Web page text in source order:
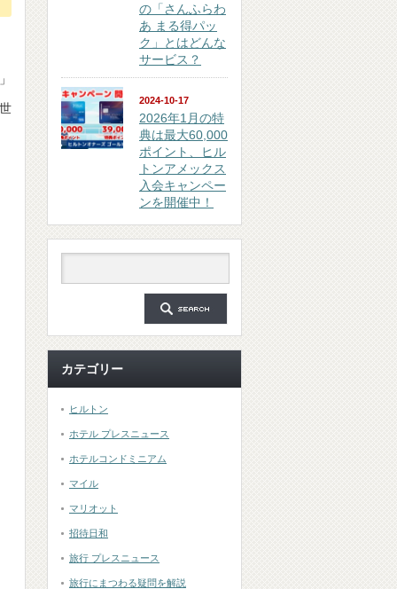
の「さんふらわ
あ まる得パッ
ク」とはどんな
サービス？
2024-10-17
2026年1月の特
典は最大60,000
ポイント、ヒル
トンアメックス
入会キャンペー
ンを開催中！
カテゴリー
ヒルトン
ホテル プレスニュース
ホテルコンドミニアム
マイル
マリオット
招待日和
旅行 プレスニュース
旅行にまつわる疑問を解説